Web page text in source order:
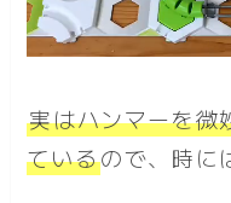
実はハンマーを微
ているので、時に